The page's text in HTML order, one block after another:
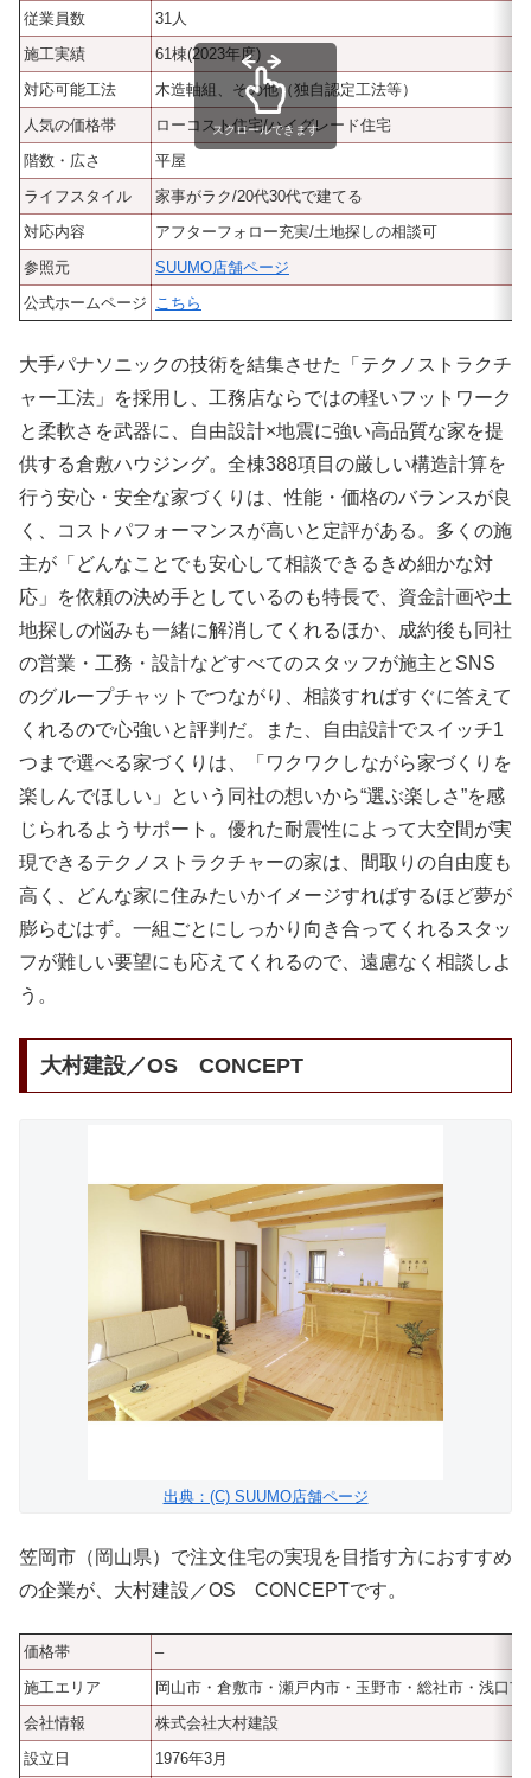
従業員数
31人
施工実績
61棟(2023年度)
対応可能工法
木造軸組、その他（独自認定工法等）
人気の価格帯
ローコスト住宅/ハイグレード住宅
階数・広さ
平屋
ライフスタイル
家事がラク/20代30代で建てる
対応内容
アフターフォロー充実/土地探しの相談可
参照元
SUUMO店舗ページ
公式ホームページ こちら
スクロールできます
大手パナソニックの技術を結集させた「テクノストラクチ
ャー工法」を採用し、工務店ならではの軽いフットワーク
と柔軟さを武器に、自由設計×地震に強い高品質な家を提
供する倉敷ハウジング。全棟388項目の厳しい構造計算を
行う安心・安全な家づくりは、性能・価格のバランスが良
く、コストパフォーマンスが高いと定評がある。多くの施
主が「どんなことでも安心して相談できるきめ細かな対
応」を依頼の決め手としているのも特長で、資金計画や土
地探しの悩みも一緒に解消してくれるほか、成約後も同社
の営業・工務・設計などすべてのスタッフが施主とSNS
のグループチャットでつながり、相談すればすぐに答えて
くれるので心強いと評判だ。また、自由設計でスイッチ1
つまで選べる家づくりは、「ワクワクしながら家づくりを
楽しんでほしい」という同社の想いから“選ぶ楽しさ”を感
じられるようサポート。優れた耐震性によって大空間が実
現できるテクノストラクチャーの家は、間取りの自由度も
高く、どんな家に住みたいかイメージすればするほど夢が
膨らむはず。一組ごとにしっかり向き合ってくれるスタッ
フが難しい要望にも応えてくれるので、遠慮なく相談しよ
う。
大村建設／OS CONCEPT
出典：(C) SUUMO店舗ページ
笠岡市（岡山県）で注文住宅の実現を目指す方におすすめ
の企業が、大村建設／OS CONCEPTです。
価格帯
–
施工エリア
岡山市・倉敷市・瀬戸内市・玉野市・総社市・浅口
会社情報
株式会社大村建設
設立日
1976年3月